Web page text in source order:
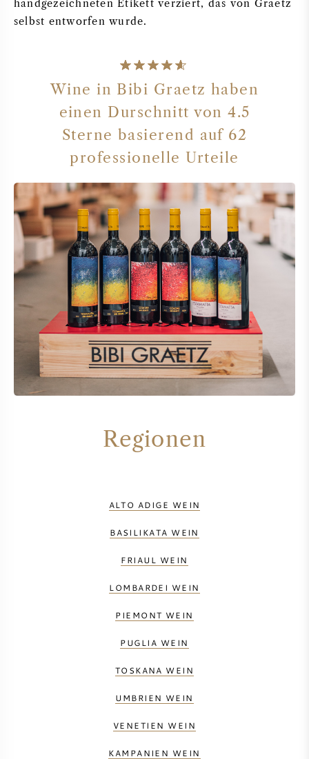
handgezeichneten Etikett verziert, das von Graetz
selbst entworfen wurde.
Wine in Bibi Graetz haben
einen Durschnitt von 4.5
Sterne basierend auf 62
professionelle Urteile
Regionen
ALTO ADIGE WEIN
BASILIKATA WEIN
FRIAUL WEIN
LOMBARDEI WEIN
PIEMONT WEIN
PUGLIA WEIN
TOSKANA WEIN
UMBRIEN WEIN
VENETIEN WEIN
KAMPANIEN WEIN